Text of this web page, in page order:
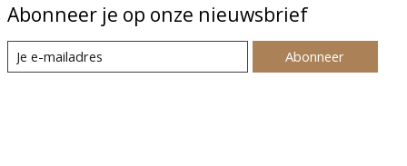
Abonneer je op onze nieuwsbrief
Abonneer